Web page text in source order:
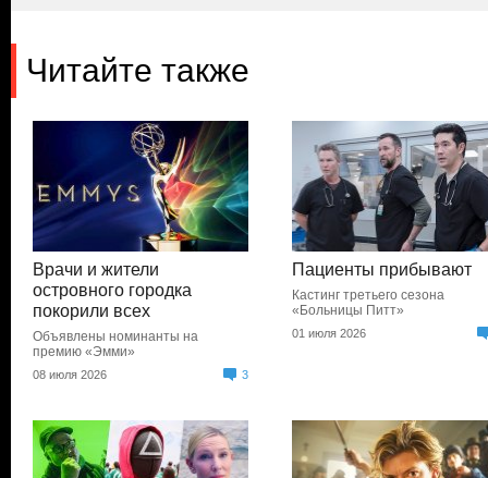
Читайте также
Врачи и жители
островного городка
покорили всех
Объявлены номинанты на
премию «Эмми»
08 июля 2026 3
Пациенты прибывают
Кастинг третьего сезона
«Больницы Питт»
01 июля 2026